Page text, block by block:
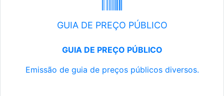
GUIA DE PREÇO PÚBLICO
GUIA DE PREÇO PÚBLICO
Emissão de guia de preços públicos diversos.